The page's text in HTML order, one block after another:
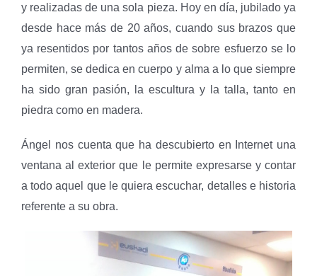
y realizadas de una sola pieza. Hoy en día, jubilado ya
desde hace más de 20 años, cuando sus brazos que
ya resentidos por tantos años de sobre esfuerzo se lo
permiten, se dedica en cuerpo y alma a lo que siempre
ha sido gran pasión, la escultura y la talla, tanto en
piedra como en madera.
Ángel nos cuenta que ha descubierto en Internet una
ventana al exterior que le permite expresarse y contar
a todo aquel que le quiera escuchar, detalles e historia
referente a su obra.